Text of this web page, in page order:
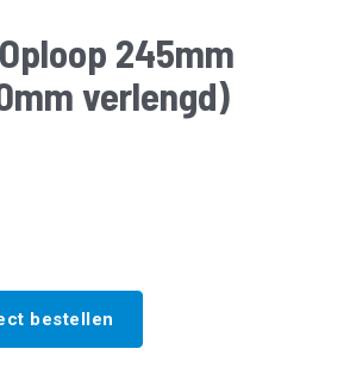
245mm
verlengd)
bestellen